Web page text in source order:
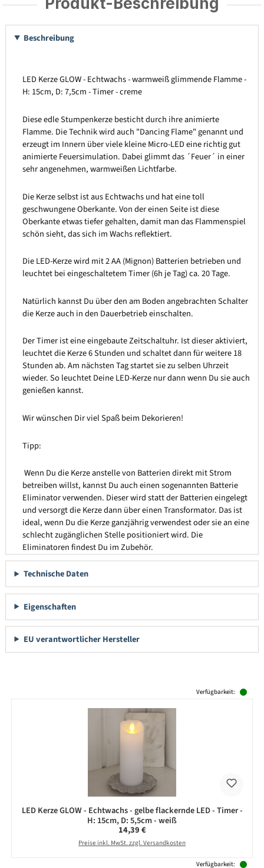
Beschreibung
LED Kerze GLOW - Echtwachs - warmweiß glimmende Flamme -
H: 15cm, D: 7,5cm - Timer - creme
Diese edle Stumpenkerze besticht durch ihre animierte
Flamme. Die Technik wird auch "Dancing Flame" genannt und
erzeugt im Innern über viele kleine Micro-LED eine richtig gut
animierte Feuersimulation. Dabei glimmt das ´Feuer´ in einer
sehr angenehmen, warmweißen Lichtfarbe.
Die Kerze selbst ist aus Echtwachs und hat eine toll
geschwungene Oberkante. Von der einen Seite ist diese
Oberkante etwas tiefer gehalten, damit man das Flammenspiel
schön sieht, das sich im Wachs reflektiert.
Die LED-Kerze wird mit 2 AA (Mignon) Batterien betrieben und
leuchtet bei eingeschaltetem Timer (6h je Tag) ca. 20 Tage.
Natürlich kannst Du über den am Boden angebrachten Schalter
die Kerze auch in den Dauerbetrieb einschalten.
Der Timer ist eine eingebaute Zeitschaltuhr. Ist dieser aktiviert,
leuchtet die Kerze 6 Stunden und schaltet dann für weitere 18
Stunden ab. Am nächsten Tag startet sie zu selben Uhrzeit
wieder. So leuchtet Deine LED-Kerze nur dann wenn Du sie auch
genießen kannst.
Wir wünschen Dir viel Spaß beim Dekorieren!
Tipp:
Wenn Du die Kerze anstelle von Batterien direkt mit Strom
betreiben willst, kannst Du auch einen sogenannten Batterie
Eliminator verwenden. Dieser wird statt der Batterien eingelegt
und versorgt die Kerze dann über einen Transformator. Das ist
ideal, wenn Du die Kerze ganzjährig verwendest oder sie an eine
schlecht zugänglichen Stelle positioniert wird. Die
Eliminatoren findest Du im Zubehör.
Technische Daten
Eigenschaften
EU verantwortlicher Hersteller
Verfügbarkeit:
LED Kerze GLOW - Echtwachs - gelbe flackernde LED - Timer -
H: 15cm, D: 5,5cm - weiß
Regulärer Preis:
14,39 €
Preise inkl. MwSt. zzgl. Versandkosten
Verfügbarkeit: